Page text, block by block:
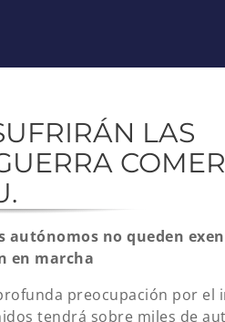
LAS
autónomos no queden
en marcha
preocupación por el
tendrá sobre miles de